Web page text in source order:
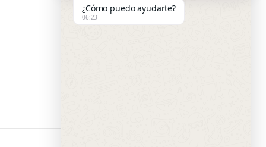
¿Cómo puedo ayudarte?
06:23